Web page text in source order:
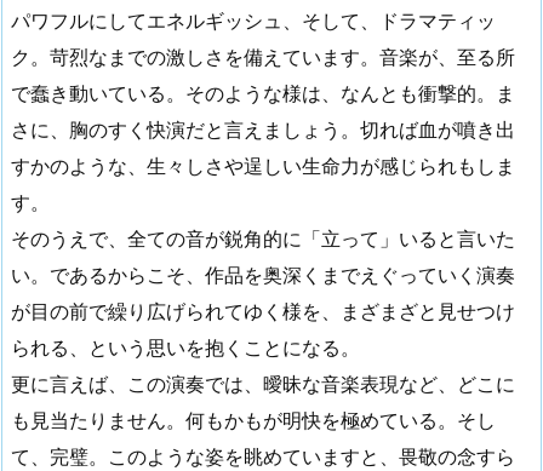
パワフルにしてエネルギッシュ、そして、ドラマティッ
ク。苛烈なまでの激しさを備えています。音楽が、至る所
で蠢き動いている。そのような様は、なんとも衝撃的。ま
さに、胸のすく快演だと言えましょう。切れば血が噴き出
すかのような、生々しさや逞しい生命力が感じられもしま
す。
そのうえで、全ての音が鋭角的に「立って」いると言いた
い。であるからこそ、作品を奥深くまでえぐっていく演奏
が目の前で繰り広げられてゆく様を、まざまざと見せつけ
られる、という思いを抱くことになる。
更に言えば、この演奏では、曖昧な音楽表現など、どこに
も見当たりません。何もかもが明快を極めている。そし
て、完璧。このような姿を眺めていますと、畏敬の念すら